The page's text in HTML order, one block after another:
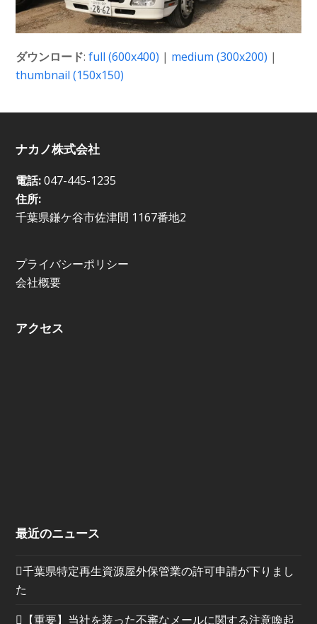
ダウンロード:full (600x400) | medium (300x200) |
thumbnail (150x150)
ナカノ株式会社
電話: 047-445-1235
住所:
千葉県鎌ケ谷市佐津間 1167番地2
プライバシーポリシー
会社概要
アクセス
最近のニュース
千葉県特定再生資源屋外保管業の許可申請が下りまし
た
【重要】当社を装った不審なメールに関する注意喚起